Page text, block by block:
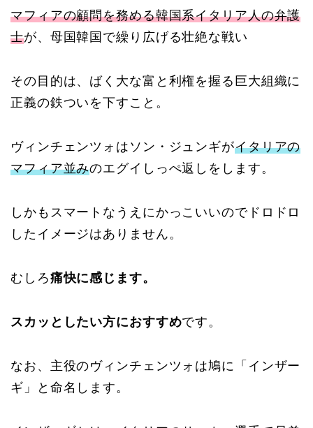
マフィアの顧問を務める韓国系イタリア人の弁護
士が、母国韓国で繰り広げる壮絶な戦い
その目的は、ばく大な富と利権を握る巨大組織に
正義の鉄ついを下すこと。
ヴィンチェンツォはソン・ジュンギがイタリアの
マフィア並みのエグイしっぺ返しをします。
しかもスマートなうえにかっこいいのでドロドロ
したイメージはありません。
むしろ痛快に感じます。
スカッとしたい方におすすめです。
なお、主役のヴィンチェンツォは鳩に「インザー
ギ」と命名します。